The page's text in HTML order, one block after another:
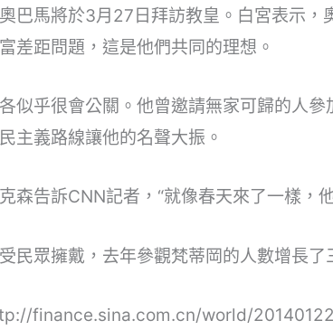
巴馬將於3月27日拜訪教皇。白宮表示
差距問題，這是他們共同的理想。
似乎很會公關。他曾邀請無家可歸的人
主義路線讓他的名聲大振。
森告訴CNN記者，“就像春天來了一樣，
民眾擁戴，去年參觀梵蒂岡的人數增長了
finance.sina.com.cn/world/